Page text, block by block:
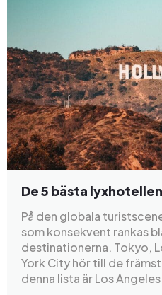
De 5 bästa
På den globala
som konsekvent rankas
destinationerna. Tokyo,
York City hör till de
denna lista är Los